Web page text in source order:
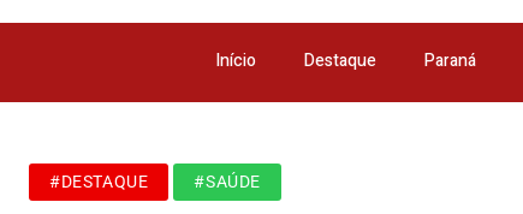
Início Destaque Paraná
#DESTAQUE #SAÚDE